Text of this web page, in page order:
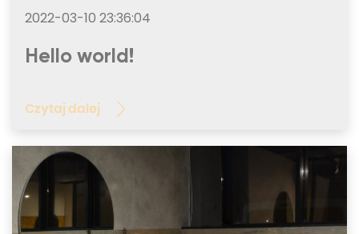
2022-03-10 23:36:04
Hello world!
Czytaj dalej